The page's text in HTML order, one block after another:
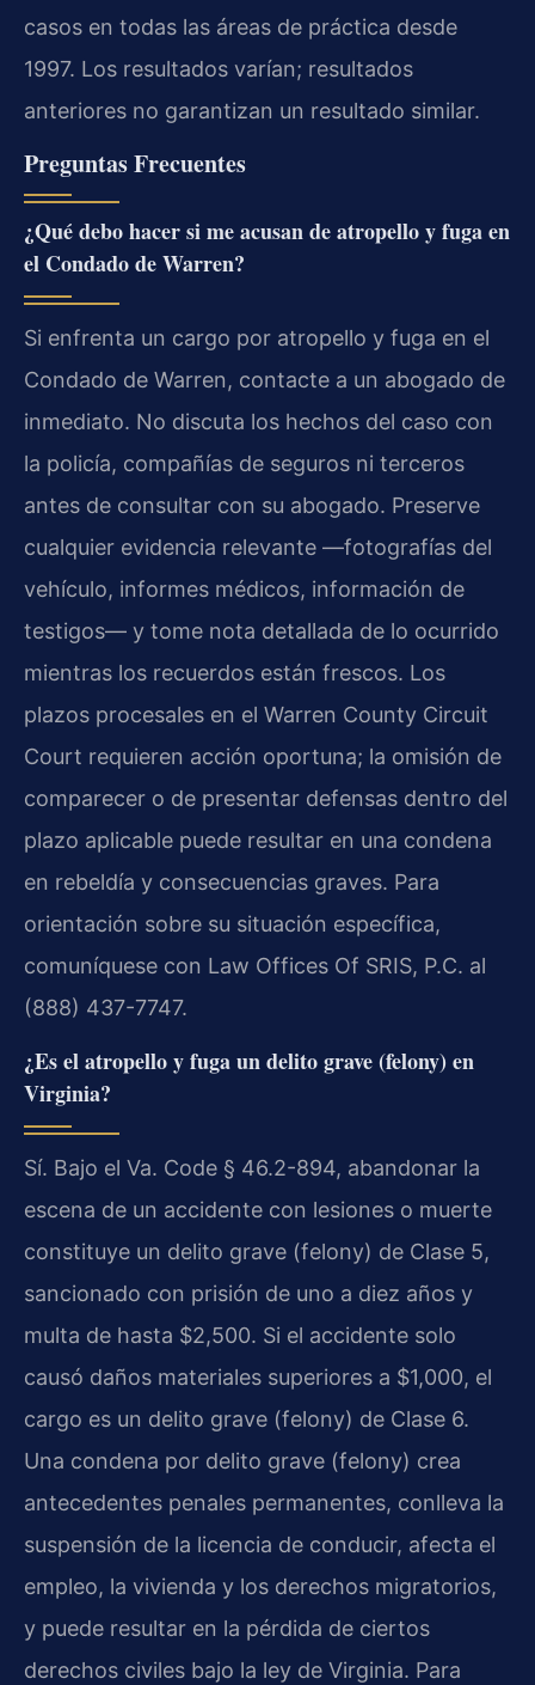
casos en todas las áreas de práctica desde
1997. Los resultados varían; resultados
anteriores no garantizan un resultado similar.
Preguntas Frecuentes
¿Qué debo hacer si me acusan de atropello y fuga en
el Condado de Warren?
Si enfrenta un cargo por atropello y fuga en el
Condado de Warren, contacte a un abogado de
inmediato. No discuta los hechos del caso con
la policía, compañías de seguros ni terceros
antes de consultar con su abogado. Preserve
cualquier evidencia relevante —fotografías del
vehículo, informes médicos, información de
testigos— y tome nota detallada de lo ocurrido
mientras los recuerdos están frescos. Los
plazos procesales en el Warren County Circuit
Court requieren acción oportuna; la omisión de
comparecer o de presentar defensas dentro del
plazo aplicable puede resultar en una condena
en rebeldía y consecuencias graves. Para
orientación sobre su situación específica,
comuníquese con Law Offices Of SRIS, P.C. al
(888) 437-7747.
¿Es el atropello y fuga un delito grave (felony) en
Virginia?
Sí. Bajo el Va. Code § 46.2-894, abandonar la
escena de un accidente con lesiones o muerte
constituye un delito grave (felony) de Clase 5,
sancionado con prisión de uno a diez años y
multa de hasta $2,500. Si el accidente solo
causó daños materiales superiores a $1,000, el
cargo es un delito grave (felony) de Clase 6.
Una condena por delito grave (felony) crea
antecedentes penales permanentes, conlleva la
suspensión de la licencia de conducir, afecta el
empleo, la vivienda y los derechos migratorios,
y puede resultar en la pérdida de ciertos
derechos civiles bajo la ley de Virginia. Para